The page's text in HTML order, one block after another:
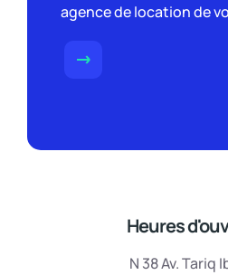
agence de location de
Heures
N 38 Av. Tariq